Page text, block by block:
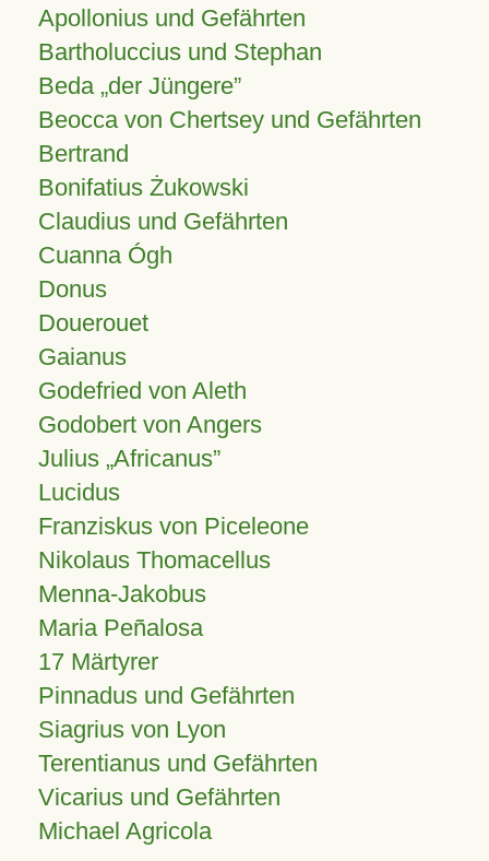
Apollonius und Gefährten
Bartholuccius und Stephan
Beda „der Jüngere”
Beocca von Chertsey und Gefährten
Bertrand
Bonifatius Żukowski
Claudius und Gefährten
Cuanna Ógh
Donus
Douerouet
Gaianus
Godefried von Aleth
Godobert von Angers
Julius Africanus
Lucidus
Franziskus von Piceleone
Nikolaus Thomacellus
Menna-Jakobus
Maria Peñalosa
17 Märtyrer
Pinnadus und Gefährten
Siagrius von Lyon
Terentianus und Gefährten
Vicarius und Gefährten
Michael Agricola